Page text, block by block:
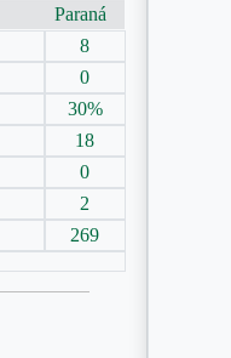
Paraná
8
0
30%
18
0
2
269